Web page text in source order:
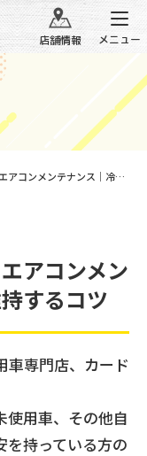
店舗情報 メニュー
車のエアコンガス補充とエアコンメンテナンス｜冷房性能を維持するコツ
アコンメン
するコツ
車専門店、カード
使用車、その他自
を持っている方の